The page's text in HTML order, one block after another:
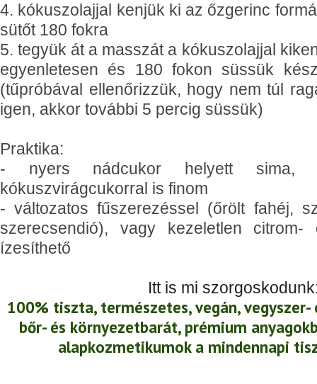
4. kókuszolajjal kenjük ki az őzgerinc
sütőt 180 fokra
5. tegyük át a masszát a kókuszolajjal
egyenletesen és 180 fokon süssük
(tűpróbával ellenőrizzük, hogy nem túl
igen, akkor további 5 percig süssük)
Praktika:
- nyers nádcukor helyett sima,
kókuszvirágcukorral is finom
- változatos fűszerezéssel (őrölt fahéj,
szerecsendió), vagy kezeletlen
ízesíthető
Itt is mi
100% tiszta, természetes, vegán,
bőr- és környezetbarát, prémium
alapkozmetikumok a mindennapi